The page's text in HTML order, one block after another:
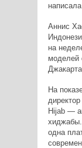
Аннис
на
моделей
На
Hijab —
одна